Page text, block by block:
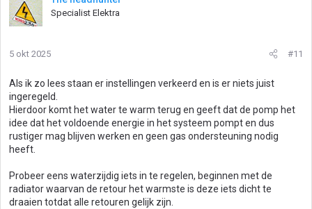
Specialist Elektra
5 okt 2025 #11
Als ik zo lees staan er instellingen verkeerd en is er niets juist
ingeregeld.
Hierdoor komt het water te warm terug en geeft dat de pomp het
idee dat het voldoende energie in het systeem pompt en dus
rustiger mag blijven werken en geen gas ondersteuning nodig
heeft.
Probeer eens waterzijdig iets in te regelen, beginnen met de
radiator waarvan de retour het warmste is deze iets dicht te
draaien totdat alle retouren gelijk zijn.